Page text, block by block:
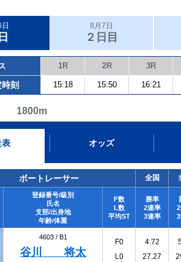
8月7日
２日目
1R 2R 3R
時刻 15:18 15:50 16:21
表 オッズ
ボートレーサー 全国
登録番号/級別
氏名
支部/出身地
年齢/体重
F数
L数
平均ST
勝率
2連率
3連率
4603 / B1
谷川 将太
F0
L0
4.72
27.27